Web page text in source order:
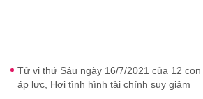
Tử vi thứ Sáu ngày 16/7/2021 của 12
áp lực, Hợi tình hình tài chính suy giảm